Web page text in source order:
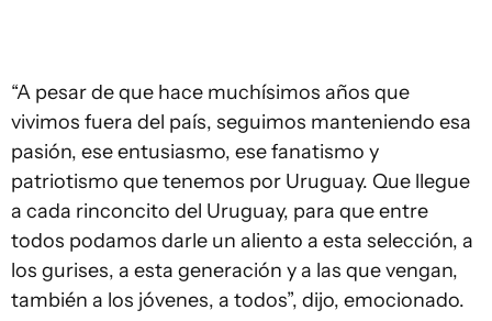
“A pesar de que hace muchísimos años que
vivimos fuera del país, seguimos manteniendo esa
pasión, ese entusiasmo, ese fanatismo y
patriotismo que tenemos por Uruguay. Que llegue
a cada rinconcito del Uruguay, para que entre
todos podamos darle un aliento a esta selección, a
los gurises, a esta generación y a las que vengan,
también a los jóvenes, a todos”, dijo, emocionado.